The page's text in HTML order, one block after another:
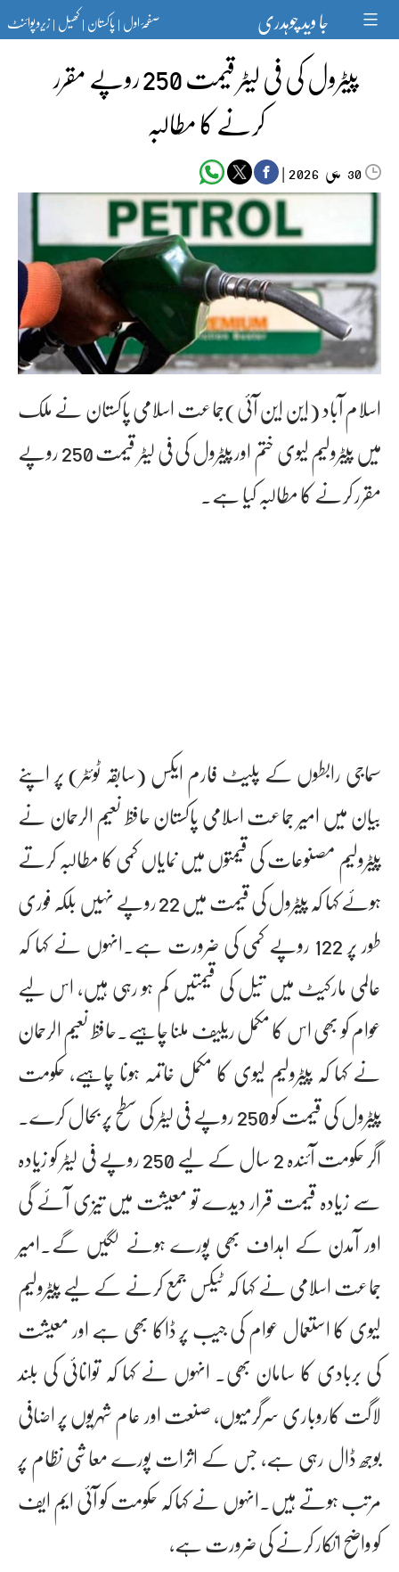
content جا وید چوہدری صفحۂ اول|پاکستان|کھیل|زیرو پوائنٹ
پیٹرول کی فی لیٹر قیمت 250 روپے مقرر
کرنے کا مطالبہ
30 مئی‬‮ |
اسلام آباد (این این آئی)جماعت اسلامی پاکستان نے ملک
میں پیٹرولیم لیوی ختم اور پیٹرول کی فی لیٹر قیمت 250 روپے
مقرر کرنے کا مطالبہ کیا ہے۔
سماجی رابطوں کے پلیٹ فارم ایکس (سابقہ ٹوئٹر) پر اپنے
بیان میں امیر جماعت اسلامی پاکستان حافظ نعیم الرحمان نے
پیٹرولیم مصنوعات کی قیمتوں میں نمایاں کمی کا مطالبہ کرتے
ہوئے کہا کہ پیٹرول کی قیمت میں 22 روپے نہیں بلکہ فوری
طور پر 122 روپے کمی کی ضرورت ہے۔انہوں نے کہا کہ
عالمی مارکیٹ میں تیل کی قیمتیں کم ہو رہی ہیں، اس لیے
عوام کو بھی اس کا مکمل ریلیف ملنا چاہیے۔حافظ نعیم الرحمان
نے کہا کہ پیٹرولیم لیوی کا مکمل خاتمہ ہونا چاہیے، حکومت
پیٹرول کی قیمت کو 250 روپے فی لیٹر کی سطح پر بحال کرے۔
اگر حکومت آئندہ 2 سال کے لیے 250 روپے فی لیٹر کو زیادہ
سے زیادہ قیمت قرار دیدے تو معیشت میں تیزی آئے گی
اور آمدن کے اہداف بھی پورے ہونے لگیں گے۔امیر
جماعت اسلامی نے کہا کہ ٹیکس جمع کرنے کے لیے پیٹرولیم
لیوی کا استعمال عوام کی جیب پر ڈاکا بھی ہے اور معیشت
کی بربادی کا سامان بھی۔ انہوں نے کہا کہ توانائی کی بلند
لاگت کاروباری سرگرمیوں، صنعت اور عام شہریوں پر اضافی
بوجھ ڈال رہی ہے، جس کے اثرات پورے معاشی نظام پر
مرتب ہوتے ہیں۔انہوں نے کہا کہ حکومت کو آئی ایم ایف
کو واضح انکار کرنے کی ضرورت ہے،